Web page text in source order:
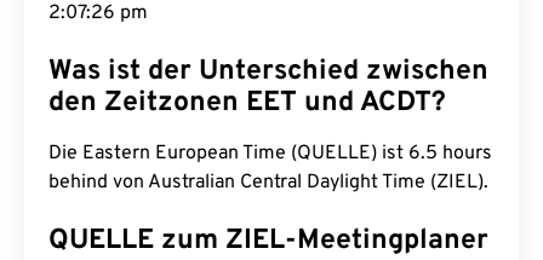
2:07:27 pm
Was ist der Unterschied zwischen
den Zeitzonen EET und ACDT?
Die Eastern European Time (QUELLE) ist 6.5 hours
behind von Australian Central Daylight Time (ZIEL).
QUELLE zum ZIEL-Meetingplaner